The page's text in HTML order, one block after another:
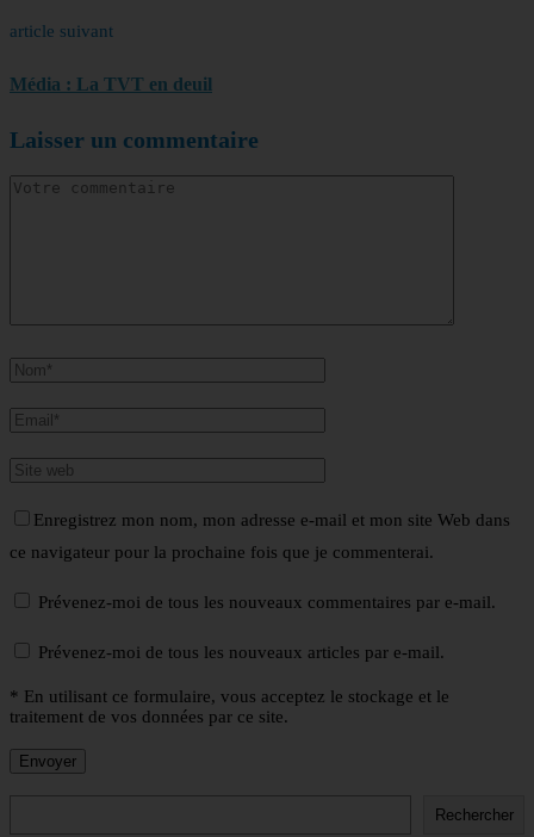
article suivant
Média : La TVT en deuil
Laisser un commentaire
Enregistrez mon nom, mon adresse e-mail et mon site Web dans
ce navigateur pour la prochaine fois que je commenterai.
Prévenez-moi de tous les nouveaux commentaires par e-mail.
Prévenez-moi de tous les nouveaux articles par e-mail.
* En utilisant ce formulaire, vous acceptez le stockage et le
traitement de vos données par ce site.
Rechercher